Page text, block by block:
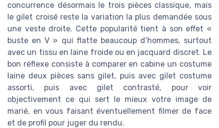
concurrence désormais le trois pièces classique, mais
le gilet croisé reste la variation la plus demandée sous
une veste droite. Cette popularité tient à son effet «
buste en V » qui flatte beaucoup d’hommes, surtout
avec un tissu en laine froide ou en jacquard discret. Le
bon réflexe consiste à comparer en cabine un costume
laine deux pièces sans gilet, puis avec gilet costume
assorti, puis avec gilet contrasté, pour voir
objectivement ce qui sert le mieux votre image de
marié, en vous faisant éventuellement filmer de face
et de profil pour juger du rendu.